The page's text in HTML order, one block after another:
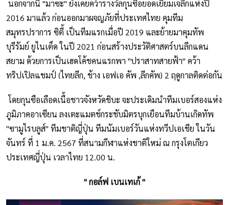
นอกจากนี้ "มาซะ" ยังเคยคว้ารางวัลกุนซือยอดเยี่ยมเจลีกแห่งปี
2016 มาแล้ว ก่อนออกมาผจญภัยที่ประเทศไทย คุมทีม
สมุทรปราการ ซิตี้ เป็นทีมแรกเมื่อปี 2019 และย้ายมาคุมทัพ
บุรีรัมย์ ยูไนเต็ด ในปี 2021 ก่อนสร้างประวัติศาสตร์บนลีกแดน
สยาม ด้วยการเป็นเฮดโค้ชคนแรกพา "ปราสาทสายฟ้า" คว้า
ทริปเปิลแชมป์ (ไทยลีก, ช้าง เอฟเอ คัพ ,ลีกคัพ) 2 ฤดูกาลติดต่อกัน
โดยกุนซือเลือดเนื้อชาวจังหวัดชิบะ จะประเดิมนำทีมเบอร์สองแห่ง
ภูมิภาคอาเซียน ลงเตะแมตช์กระชับมิตรบุกเยือนทีมบ้านเกิดทัพ
"ซามูไรบลูส์" ทีมชาติญี่ปุ่น ทีมนัมเบอร์วันแห่งทวีปเอเชีย ในวัน
จันทร์ ที่ 1 ม.ค. 2567 ที่สนามกีฬาแห่งชาติใหม่ ณ กรุงโตเกียว
ประเทศญี่ปุ่น เวลาไทย 12.00 น.
" กอล์ฟ เบนเทเก้ "